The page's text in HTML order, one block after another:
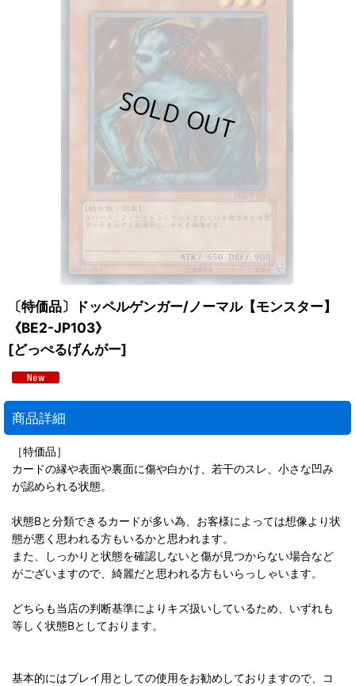
〔特価品〕ドッペルゲンガー/ノーマル【モンスター】
《BE2-JP103》
[どっぺるげんがー]
商品詳細
［特価品］
カードの縁や表面や裏面に傷や白かけ、若干のスレ、小さな凹み
が認められる状態。
状態Bと分類できるカードが多い為、お客様によっては想像より状
態が悪く思われる方もいるかと思われます。
また、しっかりと状態を確認しないと傷が見つからない場合など
がございますので、綺麗だと思われる方もいらっしゃいます。
どちらも当店の判断基準によりキズ扱いしているため、いずれも
等しく状態Bとしております。
基本的にはプレイ用としての使用をお勧めしておりますので、コ